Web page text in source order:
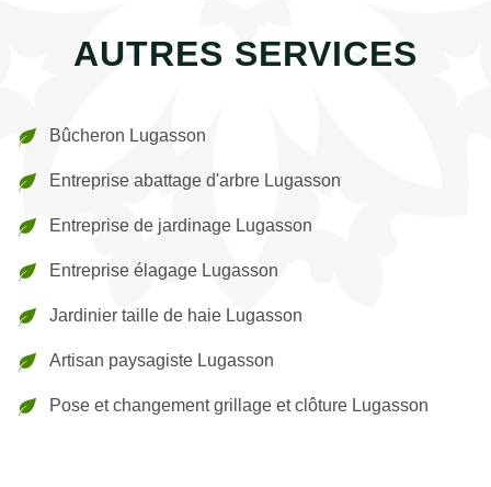
AUTRES SERVICES
Bûcheron Lugasson
Entreprise abattage d'arbre Lugasson
Entreprise de jardinage Lugasson
Entreprise élagage Lugasson
Jardinier taille de haie Lugasson
Artisan paysagiste Lugasson
Pose et changement grillage et clôture Lugasson